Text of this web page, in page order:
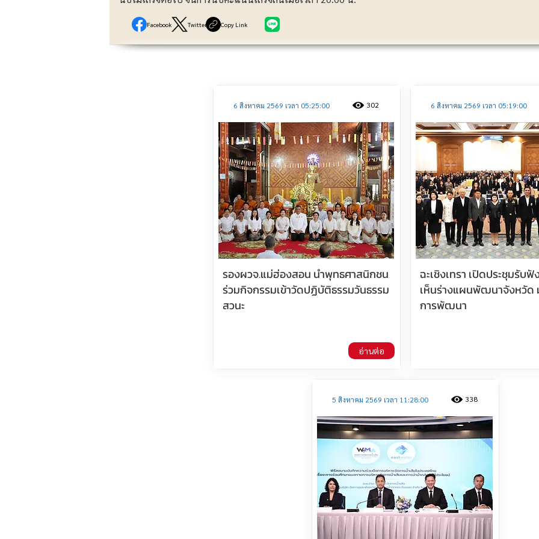
Facebook Twitter Copy Link
ประชาสัมพันธ์
6 สิงหาคม 2569 เวลา 05:25:00
รองผวจ.แม่ฮ่องสอน นำพุทธศาสนิกชน
ร่วมกิจกรรมเข้าวัดปฏิบัติธรรมวันธรรม
สวนะ
302
อ่านต่อ
6 สิงหาคม 2569 เวลา 05:19:00
ฉะเชิงเทรา เปิดประชุมรับ
เห็นร่างแผนพัฒนาจังหวัด
การพัฒนา
5 สิงหาคม 2569 เวลา 11:28:00 338